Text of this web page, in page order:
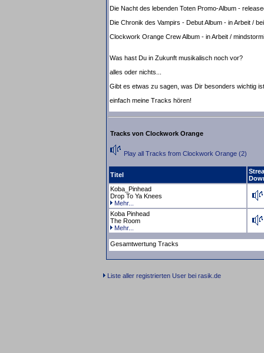
Die Nacht des lebenden Toten Promo-Album -
Die Chronik des Vampirs - Debut Album - in Arbeit /
Clockwork Orange Crew Album - in Arbeit /
Was hast Du in Zukunft musikalisch noch vor?
alles oder nichts...
Gibt es etwas zu sagen, was Dir besonders wichtig
einfach meine Tracks hören!
Tracks von Clockwork Orange
Play all Tracks from Clockwork Orange (2)
Titel
Koba_Pinhead
Drop To Ya Knees
Mehr...
Koba Pinhead
The Room
Mehr...
Gesamtwertung Tracks
Liste aller registrierten User bei rasik.de